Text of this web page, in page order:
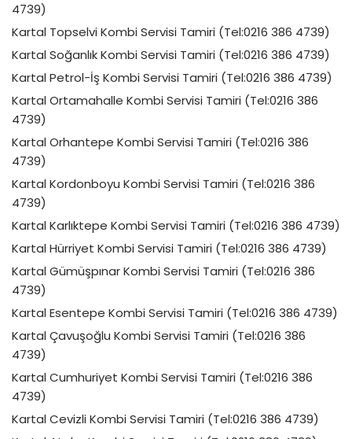
4739)
Kartal Topselvi Kombi Servisi Tamiri (Tel:0216 386 4739)
Kartal Soğanlık Kombi Servisi Tamiri (Tel:0216 386 4739)
Kartal Petrol-İş Kombi Servisi Tamiri (Tel:0216 386 4739)
Kartal Ortamahalle Kombi Servisi Tamiri (Tel:0216 386
4739)
Kartal Orhantepe Kombi Servisi Tamiri (Tel:0216 386
4739)
Kartal Kordonboyu Kombi Servisi Tamiri (Tel:0216 386
4739)
Kartal Karlıktepe Kombi Servisi Tamiri (Tel:0216 386 4739)
Kartal Hürriyet Kombi Servisi Tamiri (Tel:0216 386 4739)
Kartal Gümüşpınar Kombi Servisi Tamiri (Tel:0216 386
4739)
Kartal Esentepe Kombi Servisi Tamiri (Tel:0216 386 4739)
Kartal Çavuşoğlu Kombi Servisi Tamiri (Tel:0216 386
4739)
Kartal Cumhuriyet Kombi Servisi Tamiri (Tel:0216 386
4739)
Kartal Cevizli Kombi Servisi Tamiri (Tel:0216 386 4739)